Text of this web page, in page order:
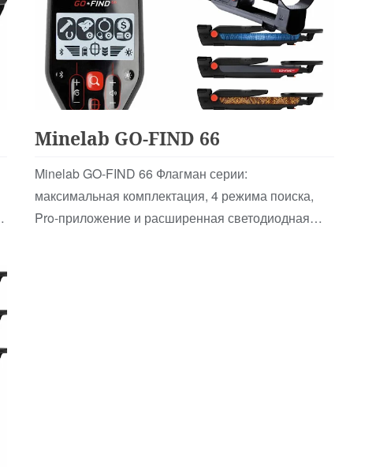
Детские
Minelab GO-FIND 66
Minelab GO-FIND 66 Флагман серии:
максимальная комплектация, 4 режима поиска,
Pro-приложение и расширенная светодиодная